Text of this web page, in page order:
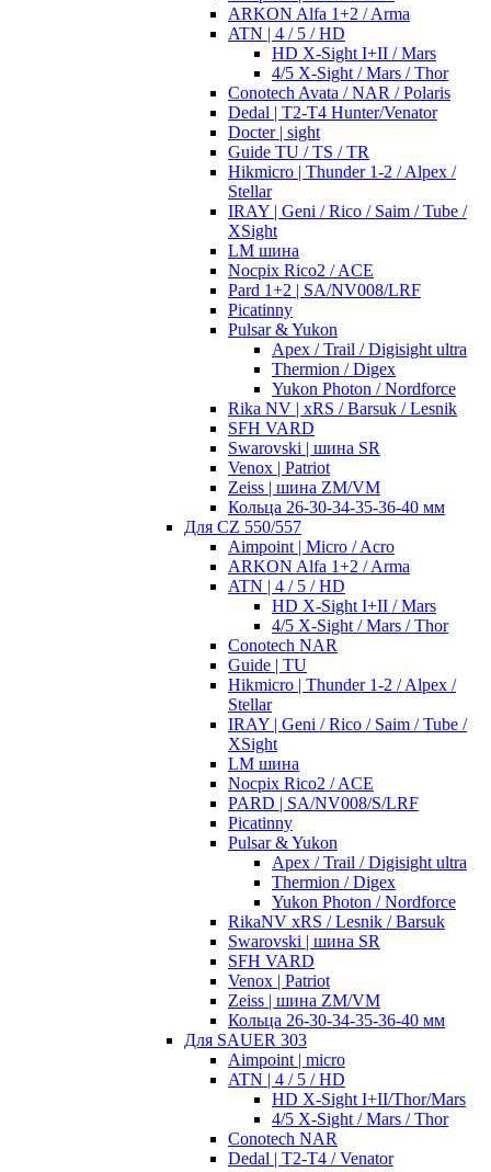
ARKON Alfa 1+2 / Arma
ATN | 4 / 5 / HD
HD X-Sight I+II / Mars
4/5 X-Sight / Mars / Thor
Conotech Avata / NAR / Polaris
Dedal | T2-T4 Hunter/Venator
Docter | sight
Guide TU / TS / TR
Hikmicro | Thunder 1-2 / Alpex /
Stellar
IRAY | Geni / Rico / Saim / Tube /
XSight
LM шина
Nocpix Rico2 / ACE
Pard 1+2 | SA/NV008/LRF
Picatinny
Pulsar & Yukon
Apex / Trail / Digisight ultra
Thermion / Digex
Yukon Photon / Nordforce
Rika NV | xRS / Barsuk / Lesnik
SFH VARD
Swarovski | шина SR
Venox | Patriot
Zeiss | шина ZM/VM
Кольца 26-30-34-35-36-40 мм
Для CZ 550/557
Aimpoint | Micro / Acro
ARKON Alfa 1+2 / Arma
ATN | 4 / 5 / HD
HD X-Sight I+II / Mars
4/5 X-Sight / Mars / Thor
Conotech NAR
Guide | TU
Hikmicro | Thunder 1-2 / Alpex /
Stellar
IRAY | Geni / Rico / Saim / Tube /
XSight
LM шина
Nocpix Rico2 / ACE
PARD | SA/NV008/S/LRF
Picatinny
Pulsar & Yukon
Apex / Trail / Digisight ultra
Thermion / Digex
Yukon Photon / Nordforce
RikaNV xRS / Lesnik / Barsuk
Swarovski | шина SR
SFH VARD
Venox | Patriot
Zeiss | шина ZM/VM
Кольца 26-30-34-35-36-40 мм
Для SAUER 303
Aimpoint | micro
ATN | 4 / 5 / HD
HD X-Sight I+II/Thor/Mars
4/5 X-Sight / Mars / Thor
Conotech NAR
Dedal | T2-T4 / Venator